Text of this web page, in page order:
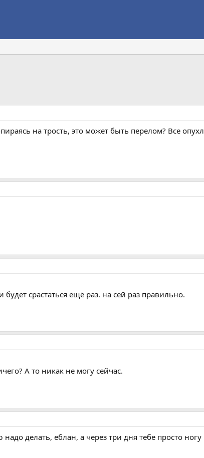
на трость, это может быть перелом? Все
срастаться ещё раз. на сей раз правильно.
А то никак не могу сейчас.
делать, еблан, а через три дня тебе просто ногу